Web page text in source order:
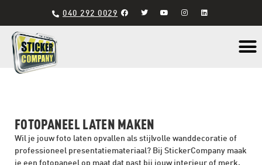
040 292 0029
FOTOPANEEL LATEN MAKEN
Wil je jouw foto laten opvallen als stijlvolle wanddecoratie of
professioneel presentatiemateriaal? Bij StickerCompany maak
je een fotopaneel op maat dat past bij jouw interieur of merk.